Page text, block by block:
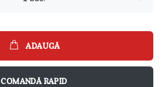
ADAUGĂ
COMANDĂ RAPID